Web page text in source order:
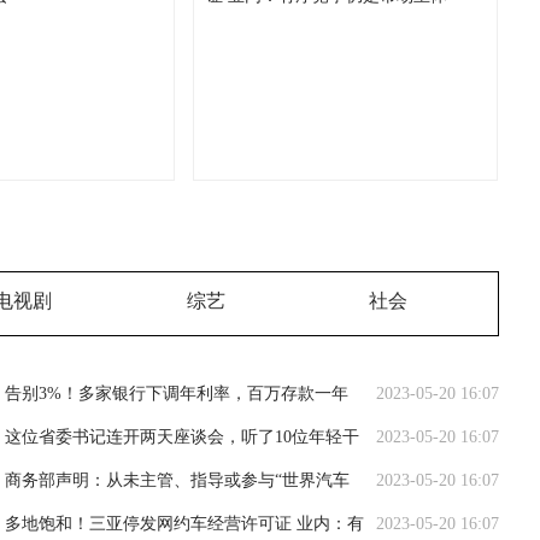
视剧 综艺 社会
2023-05-20 16:07
告别3%！多家银行下调年利率，百万存款一年
少3000元利息 2023-05-20 16:07
这位省委书记连开两天座谈会，听了10位年轻干
、10位女干部代表的意见 2023-05-20 16:07
商务部声明：从未主管、指导或参与“世界汽车
会” 2023-05-20 16:07
多地饱和！三亚停发网约车经营许可证 业内：有